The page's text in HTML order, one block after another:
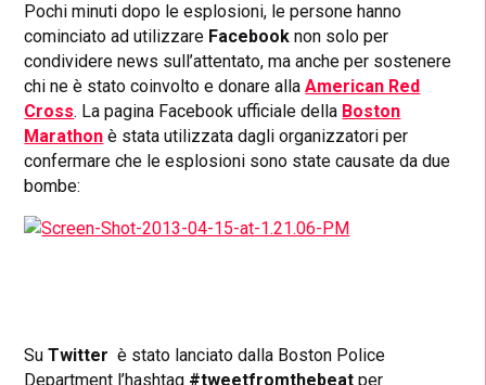
Pochi minuti dopo le esplosioni, le persone hanno
cominciato ad utilizzare Facebook non solo per
condividere news sull’attentato, ma anche per sostenere
chi ne è stato coinvolto e donare allaAmerican Red
Cross. La pagina Facebook ufficiale della Boston
Marathon è stata utilizzata dagli organizzatori per
confermare che le esplosioni sono state causate da due
bombe:
SuTwitter è stato lanciato dalla Boston Police
Department l’hashtag #tweetfromthebeat per